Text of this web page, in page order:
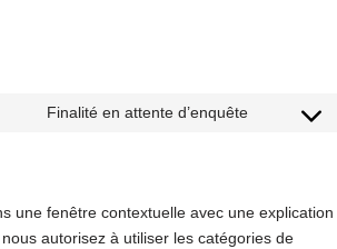
Finalité en attente d’enquête
une fenêtre contextuelle avec une explication
autorisez à utiliser les catégories de